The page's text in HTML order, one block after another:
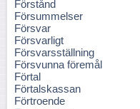
Förstånd
Försummelser
Försvar
Försvarligt
Försvarsställning
Försvunna föremål
Förtal
Förtalskassan
Förtroende